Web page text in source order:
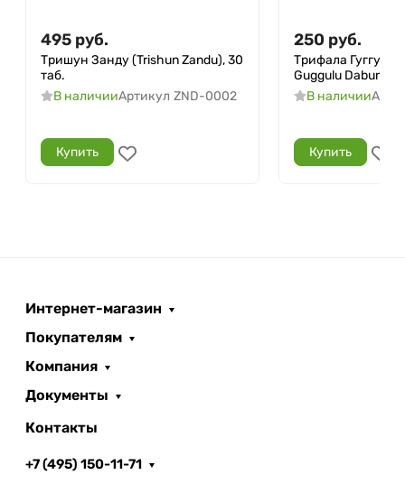
495 руб.
Тришун Занду (Trishun Zandu), 30
таб.
В наличииАртикул ZND-0002
Купить
250 руб.
Трифала Гуггул
Guggulu Dabur),
В наличии
Купить
Интернет-магазин
Покупателям
Компания
Документы
Контакты
+7 (495) 150-11-71